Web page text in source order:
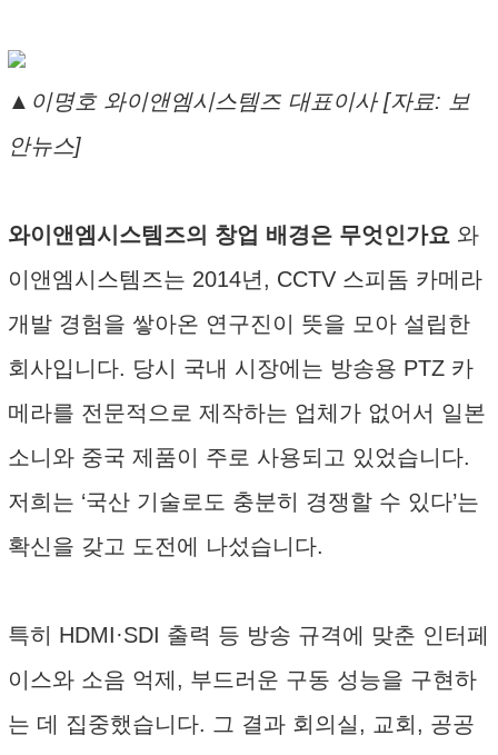
▲이명호 와이앤엠시스템즈 대표이사 [자료: 보
안뉴스]
와이앤엠시스템즈의 창업 배경은 무엇인가요 와
이앤엠시스템즈는 2014년, CCTV 스피돔 카메라
개발 경험을 쌓아온 연구진이 뜻을 모아 설립한
회사입니다. 당시 국내 시장에는 방송용 PTZ 카
메라를 전문적으로 제작하는 업체가 없어서 일본
소니와 중국 제품이 주로 사용되고 있었습니다.
저희는 ‘국산 기술로도 충분히 경쟁할 수 있다’는
확신을 갖고 도전에 나섰습니다.
특히 HDMI·SDI 출력 등 방송 규격에 맞춘 인터페
이스와 소음 억제, 부드러운 구동 성능을 구현하
는 데 집중했습니다. 그 결과 회의실, 교회, 공공